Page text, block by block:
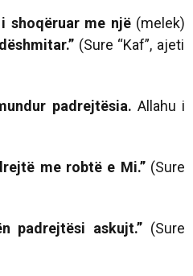
shoqëruar me një (melek)
dëshmitar.” (Sure “Kaf”, ajeti
padrejtësia. Allahu i
me robtë e Mi.” (Sure
padrejtësi askujt.” (Sure